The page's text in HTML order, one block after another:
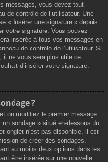
messages, vous devez tout
de contrôle de l’utilisateur. Une
« Insérer une signature » depuis
votre signature. Vous pouvez
insérée à tous vos messages en
de contrôle de l’utilisateur. Si
il ne vous sera plus utile de
d’insérer votre signature.
?
ou modifiez le premier message
un sondage » situé en-dessous du
onglet n’est pas disponible, il est
de créer des sondages.
au moins deux options dans les
être insérée sur une nouvelle